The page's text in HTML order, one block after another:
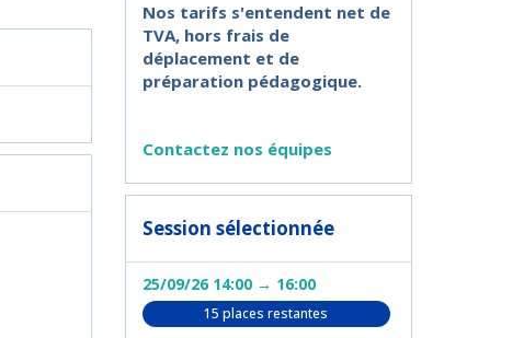
Nos tarifs s'entendent net de
TVA, hors frais de
déplacement et de
préparation pédagogique.
Contactez nos équipes
Session sélectionnée
25/09/26 14:00 → 16:00
15 places restantes